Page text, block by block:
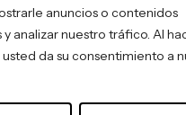
anuncios o contenidos
analizar nuestro tráfico. Al
da su consentimiento a